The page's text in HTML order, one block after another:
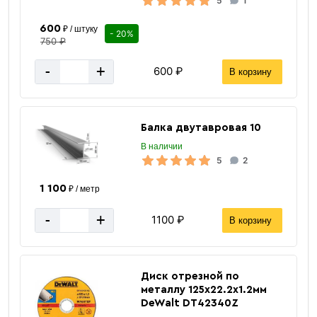
600₽ / штуку
750 ₽
- 20%
- + 600 ₽ В корзину
Балка двутавровая 10
В наличии
5 2
1 100₽ / метр
- + 1100 ₽ В корзину
Диск отрезной по
металлу 125х22.2х1.2мм
DeWalt DT42340Z
«В корзину»
«Быстрый заказ»